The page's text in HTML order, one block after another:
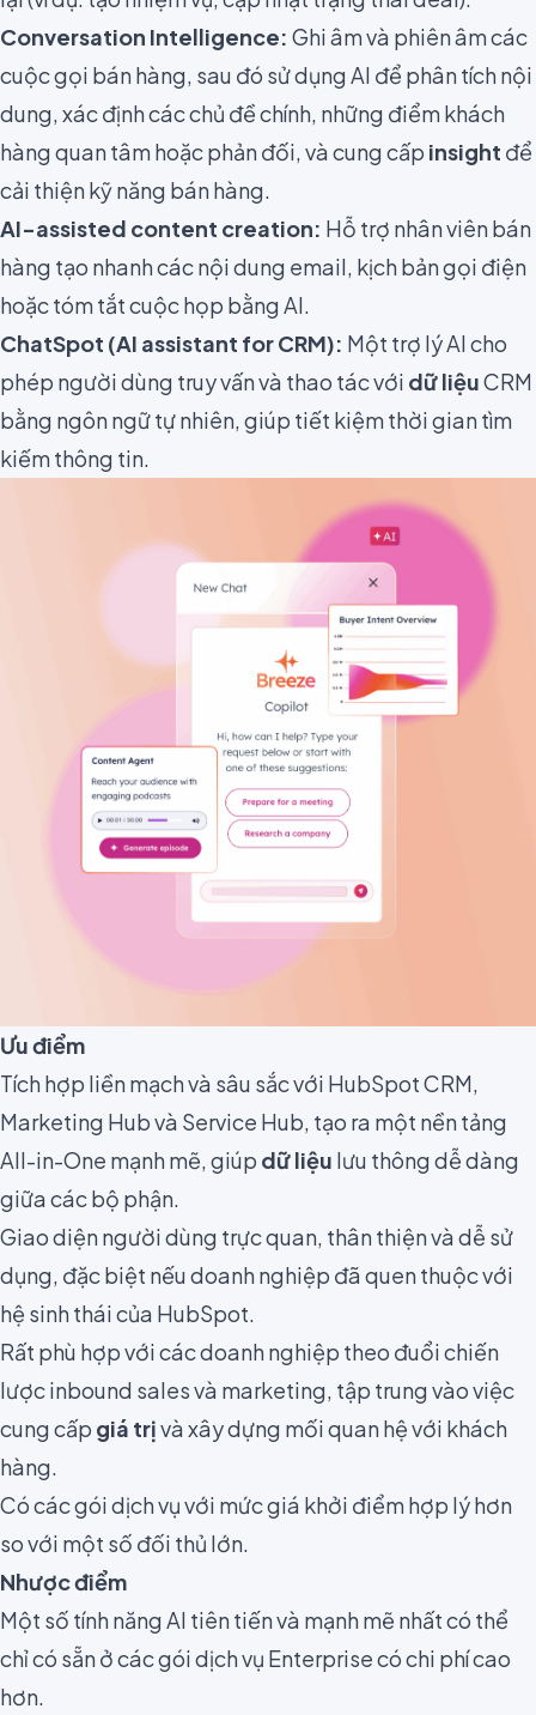
Conversation Intelligence: Ghi âm và phiên âm các
cuộc gọi bán hàng, sau đó sử dụng AI để phân tích nội
dung, xác định các chủ đề chính, những điểm khách
hàng quan tâm hoặc phản đối, và cung cấp insight để
cải thiện kỹ năng bán hàng.
AI-assisted content creation: Hỗ trợ nhân viên bán
hàng tạo nhanh các nội dung email, kịch bản gọi điện
hoặc tóm tắt cuộc họp bằng AI.
ChatSpot (AI assistant for CRM): Một trợ lý AI cho
phép người dùng truy vấn và thao tác với dữ liệuCRM
bằng ngôn ngữ tự nhiên, giúp tiết kiệm thời gian tìm
kiếm thông tin.
Ưu điểm
Tích hợp liền mạch và sâu sắc với HubSpot CRM,
Marketing Hub và Service Hub, tạo ra một nền tảng
All-in-One mạnh mẽ, giúp dữ liệu lưu thông dễ dàng
giữa các bộ phận.
Giao diện người dùng trực quan, thân thiện và dễ sử
dụng, đặc biệt nếu doanh nghiệp đã quen thuộc với
hệ sinh thái của HubSpot.
Rất phù hợp với các doanh nghiệp theo đuổi chiến
lược inbound sales và marketing, tập trung vào việc
cung cấp giá trịvà xây dựng mối quan hệ với khách
hàng.
Có các gói dịch vụ với mức giá khởi điểm hợp lý hơn
so với một số đối thủ lớn.
Nhược điểm
Một số tính năng AI tiên tiến và mạnh mẽ nhất có thể
chỉ có sẵn ở các gói dịch vụ Enterprise có chi phí cao
hơn.